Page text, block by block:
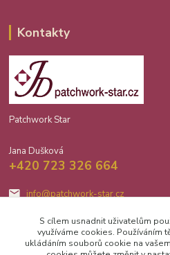
Kontakty
Patchwork Star
Jana Dušková
+420 723 326 664
info@patchwork-star.cz
S cílem usnadnit uživatelům
využíváme cookies. Používáním
ukládáním souborů cookie na